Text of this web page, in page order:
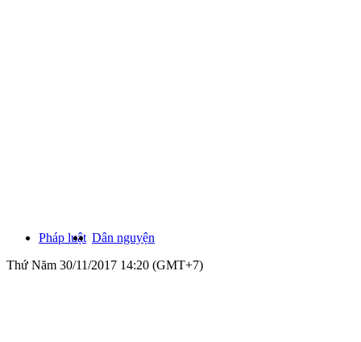
Pháp luật Dân nguyện
Thứ Năm 30/11/2017 14:20 (GMT+7)